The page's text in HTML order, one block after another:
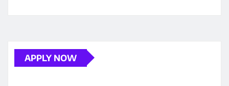
APPLY NOW